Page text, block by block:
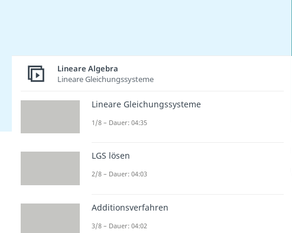
Lineare Algebra
Lineare Gleichungssysteme
Lineare Gleichungssysteme
1/8 – Dauer: 04:35
LGS lösen
2/8 – Dauer: 04:03
Additionsverfahren
3/8 – Dauer: 04:02